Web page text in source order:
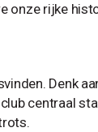
onze rijke
Denk
centraal